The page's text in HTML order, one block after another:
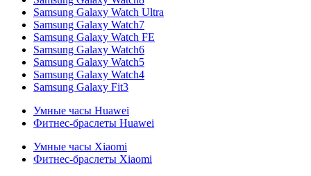
Samsung Galaxy Watch Ultra
Samsung Galaxy Watch7
Samsung Galaxy Watch FE
Samsung Galaxy Watch6
Samsung Galaxy Watch5
Samsung Galaxy Watch4
Samsung Galaxy Fit3
Умные часы Huawei
Фитнес-браслеты Huawei
Умные часы Xiaomi
Фитнес-браслеты Xiaomi